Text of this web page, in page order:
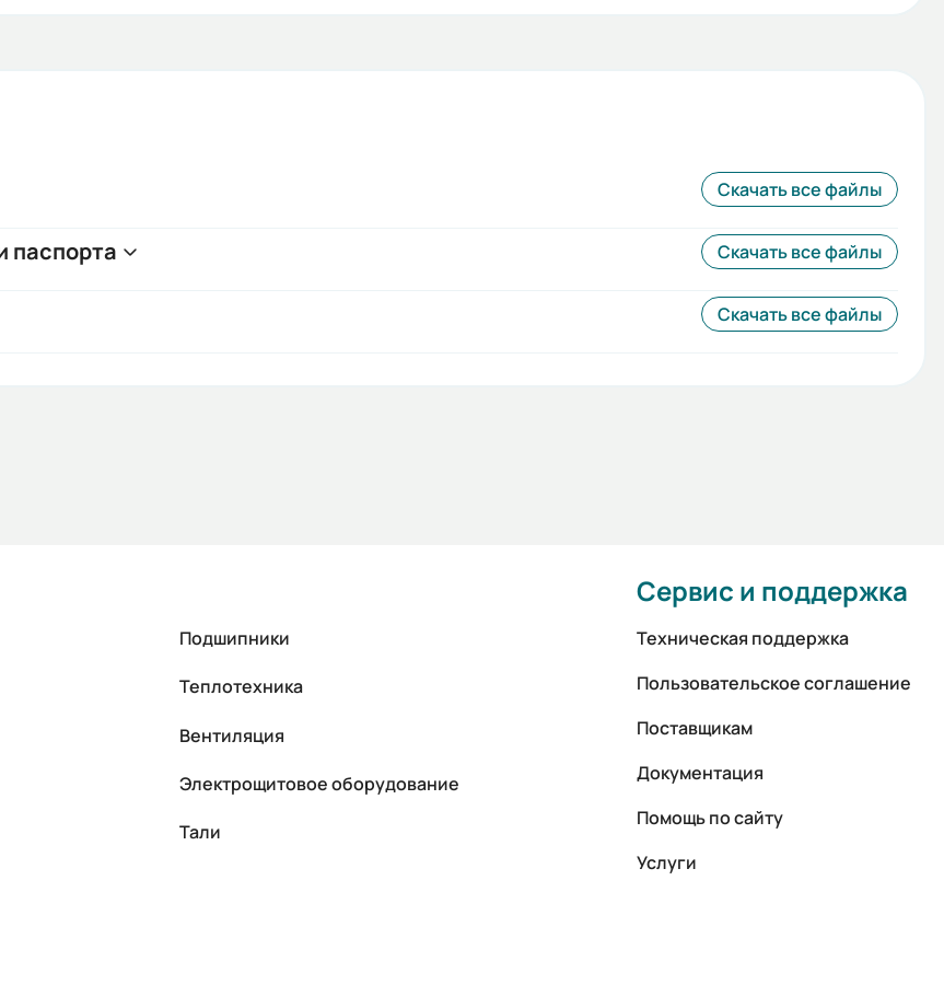
Скачать все файлы
паспорта Скачать все файлы
Скачать все файлы
Подшипники
Теплотехника
Вентиляция
Электрощитовое оборудование
Тали
Сервис и поддержка
Техническая поддержка
Пользовательское соглашение
Поставщикам
Документация
Помощь по сайту
Услуги